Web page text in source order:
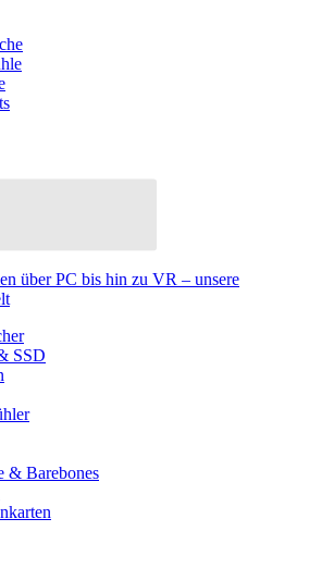
über PC bis hin zu VR – unsere
SSD
& Barebones